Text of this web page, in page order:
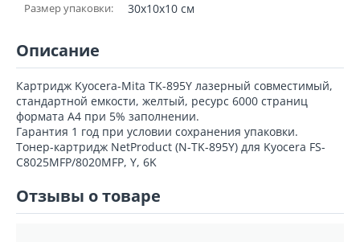
Размер упаковки: 30x10x10 см
Описание
Картридж Kyocera-Mita TK-895Y лазерный совместимый,
стандартной емкости, желтый, ресурс 6000 страниц
формата А4 при 5% заполнении.
Гарантия 1 год при условии сохранения упаковки.
Тонер-картридж NetProduct (N-TK-895Y) для Kyocera FS-
C8025MFP/8020MFP, Y, 6K
Отзывы о товаре